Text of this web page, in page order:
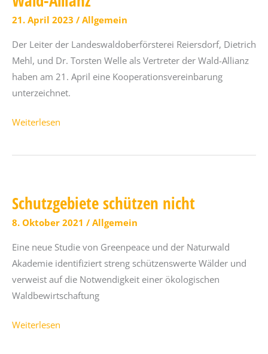
Allianz
21. April 2023 / Allgemein
Der Leiter der Landeswaldoberförsterei Reiersdorf, Dietrich
Mehl, und Dr. Torsten Welle als Vertreter der Wald-Allianz
haben am 21. April eine Kooperationsvereinbarung
unterzeichnet.
Landeswaldoberförsterei
(Brandenburg)
Lernort
der
Allianz
Weiterlesen
Schutzgebiete schützen nicht
8. Oktober 2021 / Allgemein
Eine neue Studie von Greenpeace und der Naturwald
Akademie identifiziert streng schützenswerte Wälder und
verweist auf die Notwendigkeit einer ökologischen
Waldbewirtschaftung
Schutzgebiete
Weiterlesen